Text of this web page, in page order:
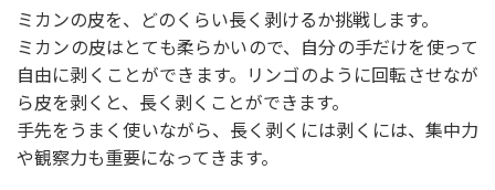
ミカンの皮を、どのくらい長く剥けるか挑戦します。
ミカンの皮はとても柔らかいので、自分の手だけを使って
自由に剥くことができます。リンゴのように回転させなが
ら皮を剥くと、長く剥くことができます。
手先をうまく使いながら、長く剥くには剥くには、集中力
や観察力も重要になってきます。